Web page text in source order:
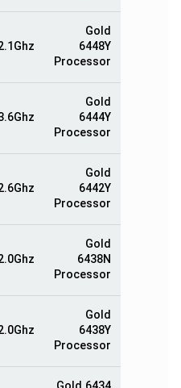
Gold
6448Y
Processor
Gold
6444Y
Processor
Gold
6442Y
Processor
Gold
6438N
Processor
Gold
6438Y
Processor